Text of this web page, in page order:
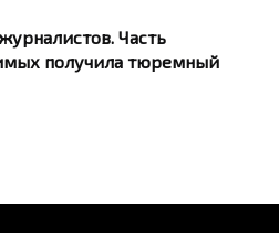
Часть
получила тюремный